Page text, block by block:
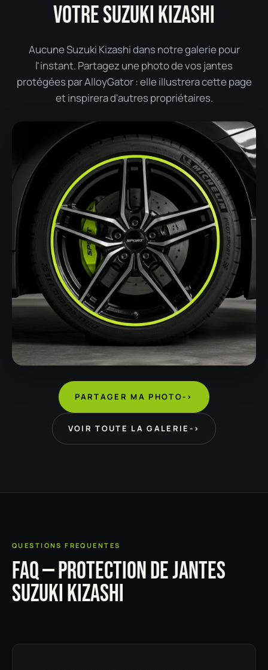
VOTRE SUZUKI KIZASHI
Aucune Suzuki Kizashi dans notre galerie pour
l'instant. Partagez une photo de vos jantes
protégées par AlloyGator : elle illustrera cette page
et inspirera d'autres propriétaires.
PARTAGER MA PHOTO->
VOIR TOUTE LA GALERIE ->
QUESTIONS FREQUENTES
FAQ — PROTECTION DE JANTES
SUZUKI KIZASHI